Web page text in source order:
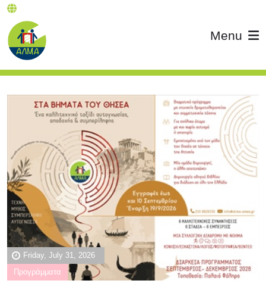
Menu
Friday, July 31, 2026
Προγράμματα